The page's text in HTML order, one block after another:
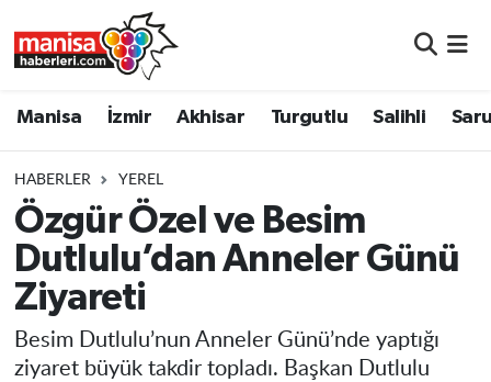
Manisa İzmir Akhisar Turgutlu Salihli
HABERLER YEREL
Özgür Özel ve Besim
Dutlulu’dan Anneler Günü
Ziyareti
Besim Dutlulu’nun Anneler Günü’nde yaptığı
ziyaret büyük takdir topladı. Başkan Dutlulu
Turgutlu
Salihli
Saruhanlı
Manisa Nöbetçi Eczaneler
Manisa Namaz Vakitleri
Manisa Trafik Yoğunluk Haritası
Süper Lig Puan Durumu ve Fikstür
Tüm Manşetler